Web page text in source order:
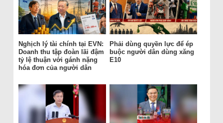
Nghịch lý tài chính tại EVN:
Doanh thu tập đoàn lãi đậm
tỷ lệ thuận với gánh nặng
hóa đơn của người dân
Phải dùng quyền lực để ép
buộc người dân dùng xăng
E10